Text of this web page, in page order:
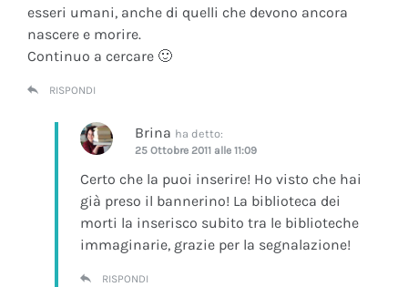
esseri umani, anche di quelli che devono ancora
nascere e morire.
Continuo a cercare 🙂
RISPONDI
Brina ha detto:
25 Ottobre 2011 alle 11:09
Certo che la puoi inserire! Ho visto che hai
già preso il bannerino! La biblioteca dei
morti la inserisco subito tra le biblioteche
immaginarie, grazie per la segnalazione!
RISPONDI